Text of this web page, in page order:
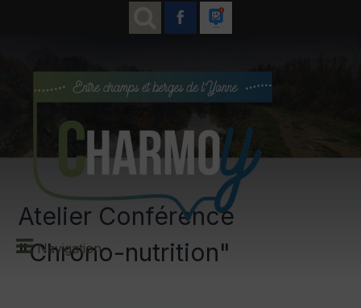
Navigation
Atelier Conférence
"Chrono-nutrition"